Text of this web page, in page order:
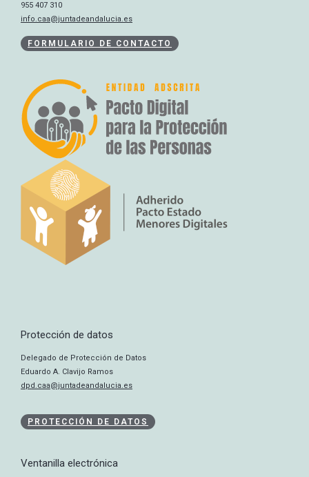
955 407 310
info.caa@juntadeandalucia.es
FORMULARIO DE CONTACTO
Protección de datos
Delegado de Protección de Datos
Eduardo A. Clavijo Ramos
dpd.caa@juntadeandalucia.es
PROTECCIÓN DE DATOS
Ventanilla electrónica